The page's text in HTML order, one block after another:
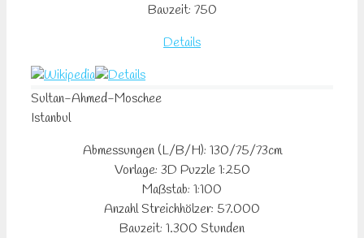
Bauzeit: 750
Details
Sultan-Ahmed-Moschee
Istanbul
Abmessungen (L/B/H): 130/75/73cm
Vorlage: 3D Puzzle 1:250
Maßstab: 1:100
Anzahl Streichhölzer: 57.000
Bauzeit: 1.300 Stunden